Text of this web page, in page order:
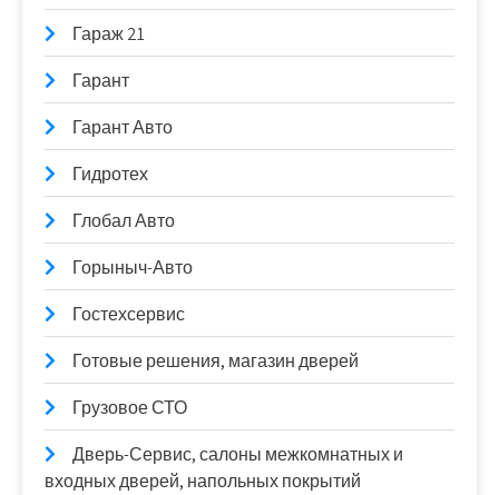
Гараж 21
Гарант
Гарант Авто
Гидротех
Глобал Авто
Горыныч-Авто
Гостехсервис
Готовые решения, магазин дверей
Грузовое СТО
Дверь-Сервис, салоны межкомнатных и
входных дверей, напольных покрытий